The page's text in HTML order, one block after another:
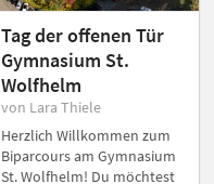
Tag der offenen Tür
Gymnasium St.
Wolfhelm
von Lara Thiele
Herzlich Willkommen zum
Biparcours am Gymnasium
St. Wolfhelm! Du möchtest